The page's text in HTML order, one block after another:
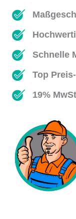
Schnelle
Top
19%